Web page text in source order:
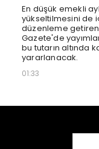
En düşük emekli
yükseltilmesini de
düzenleme getiren
Gazete'de
bu tutarın altında
yararlanacak.
01:33